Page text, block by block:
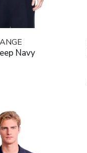
Navy